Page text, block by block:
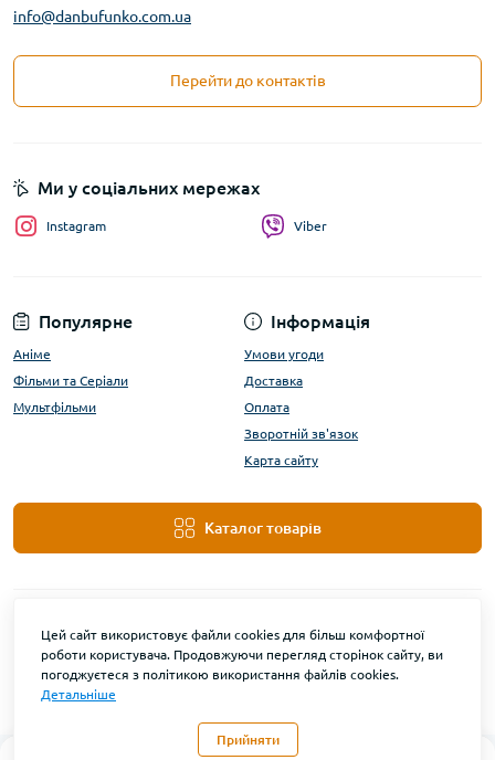
info@danbufunko.com.ua
Перейти до контактів
Популярне
Аніме
Фільми та Серіали
Мультфільми
Інформація
Умови угоди
Доставка
Оплата
Зворотній зв'язок
Карта сайту
Каталог товарів
Ми у соціальних мережах
Instagram Viber
Цей сайт використовує файли cookies для більш комфортної
роботи користувача. Продовжуючи перегляд сторінок сайту, ви
погоджуєтеся з політикою використання файлів cookies.
Детальніше
Прийняти